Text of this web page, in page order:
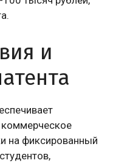
и
коммерческое
на фиксированный